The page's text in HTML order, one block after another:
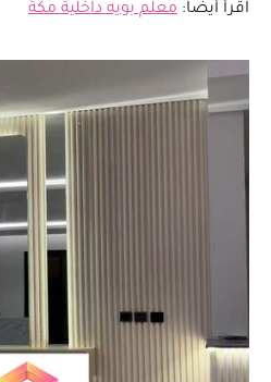
اقرأ أيضاً: معلم بويه داخلية مكة